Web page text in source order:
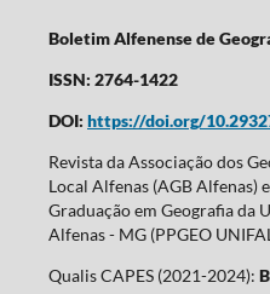
Boletim Alfenense de
ISSN: 2764-1422
DOI: https://doi.org/
Revista da Associação dos
Local Alfenas (AGB Alfenas)
Graduação em Geografia da
Alfenas - MG (PPGEO
Qualis CAPES (2021-2024):